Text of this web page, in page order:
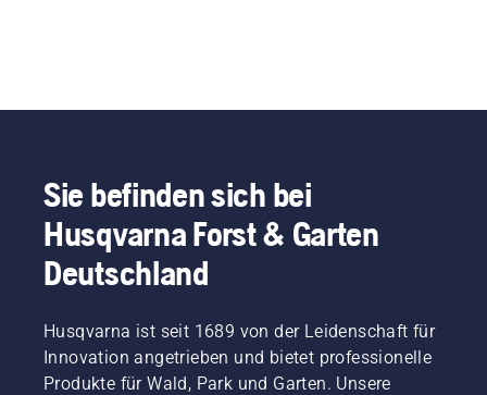
Sie befinden sich bei
Husqvarna Forst & Garten
Deutschland
Husqvarna ist seit 1689 von der Leidenschaft für
Innovation angetrieben und bietet professionelle
Produkte für Wald, Park und Garten. Unsere